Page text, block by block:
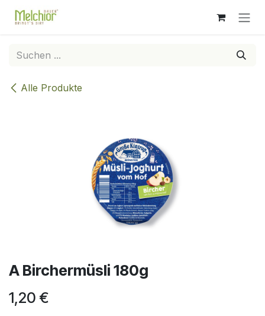
Zum Inhalt springen
Alle Produkte
A Birchermüsli 180g
1,20 €